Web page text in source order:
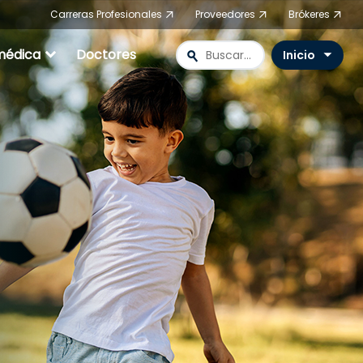
Carreras Profesionales Proveedores Brókeres
expand_more Doctores search Inicio